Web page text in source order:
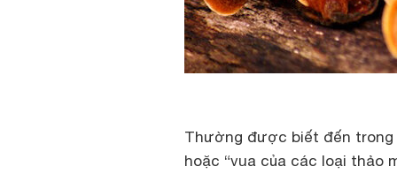
Thường được biết đến trong
hoặc “vua của các loại thảo